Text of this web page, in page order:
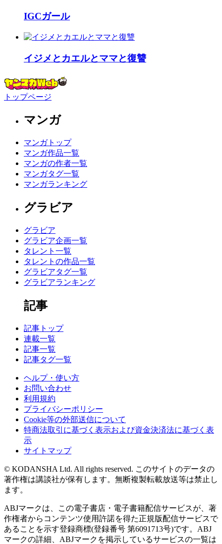
IGCガール
イジメとカエルとママと復讐
トップページ
マンガ
マンガトップ
マンガ作品一覧
マンガの作者一覧
マンガタグ一覧
マンガランキング
グラビア
グラビア
グラビア企画一覧
タレント一覧
タレントの作品一覧
グラビアタグ一覧
グラビアランキング
記事
記事トップ
連載一覧
記事一覧
記事タグ一覧
ヘルプ・使い方
お問い合わせ
利用規約
プライバシーポリシー
Cookie等の外部送信について
特商法取引に基づく表示および資金決済法に基づく表
示
サイトマップ
© KODANSHA Ltd. All rights reserved. このサイトのデータの
著作権は講談社が保有します。無断複製転載放送等は禁止し
ます。
ABJマークは、この電子書店・電子書籍配信サービスが、著
作権者からコンテンツ使用許諾を得た正規版配信サービスで
あることを示す登録商標(登録番号 第6091713号)です。ABJ
マークの詳細、ABJマークを掲示しているサービスの一覧は